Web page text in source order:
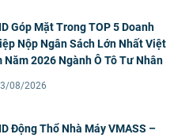
Góp Mặt Trong TOP 5 Doanh
Nộp Ngân Sách Lớn Nhất Việt
Năm 2026 Ngành Ô Tô Tư Nhân
08/2026
Động Thổ Nhà Máy VMASS –